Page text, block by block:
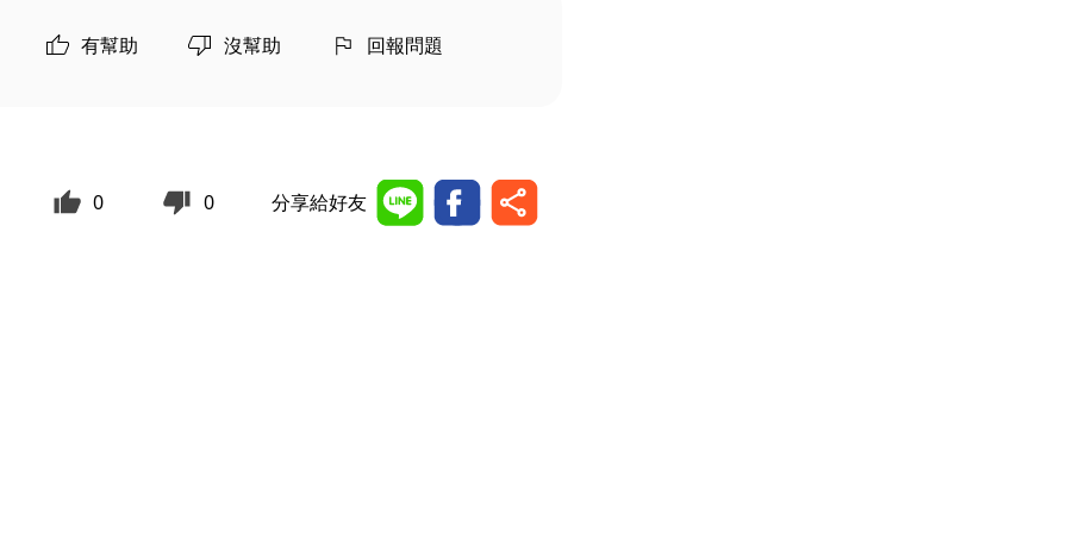
有幫助 沒幫助 回報問題
0 0 分享給好友